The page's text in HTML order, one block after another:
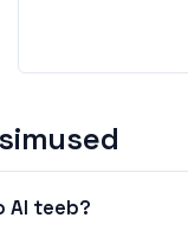
AI teeb?